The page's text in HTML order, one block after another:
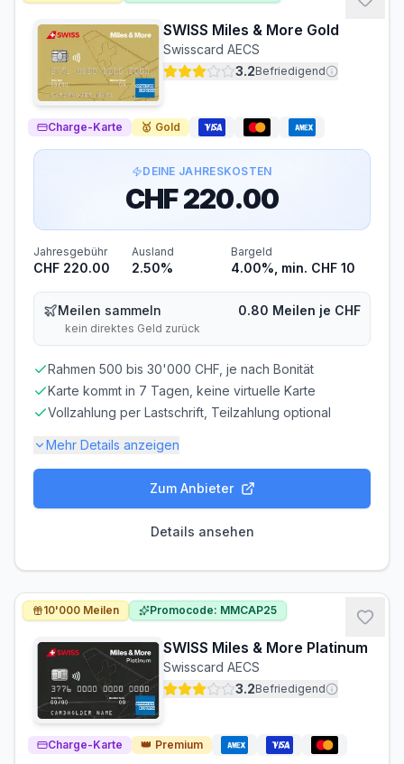
ZINSFREIE ZEIT
30 Tage
Wechselkurs
KURSQUELLE
angezeigte Fremdwährungsgebühr.
MINDESTALTER MINDESTEINKOMMEN
BONITÄTSPRÜFUNG
Nicht erforderlich
GIROKONTO
Abrechnung & Zahlung
Automatischer Einzug
Lastschrift von Ihrem Konto abgebucht.
SWISS Miles & More Gold
Swisscard AECS
3.2Befriedigend
Charge-Karte 🥇 Gold
DEINE JAHRESKOSTEN
CHF 220.00
Jahresgebühr
CHF 220.00
Ausland
2.50%
Bargeld
4.00%, min. CHF 10
Meilen sammeln
kein direktes Geld zurück
0.80 Meilen je CHF
Rahmen 500 bis 30'000 CHF, je nach Bonität
Karte kommt in 7 Tagen, keine virtuelle Karte
Vollzahlung per Lastschrift, Teilzahlung optional
Mehr Details anzeigen
CHF 25.00
CHF 110 im ersten Jahr (Aktion)
SOLLZINS
12.00% p.a.
EFF. JAHRESZINS
12.00% p.a.
ZINSFREIE ZEIT
Zum Anbieter
Details ansehen
SWISS Miles & More Platinum
Swisscard AECS
3.2Befriedigend
Charge-Karte 👑 Premium
10'000 Meilen Promocode: MMCAP25